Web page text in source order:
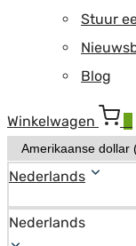
Stuur
Blog
Winkelwagen
Nederlands
Nederlands